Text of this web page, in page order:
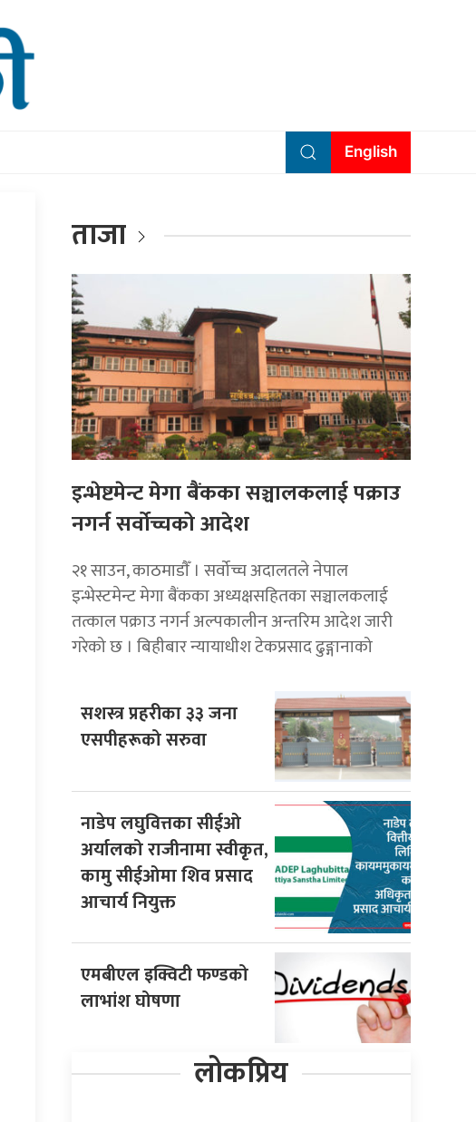
English
ताजा
इन्भेष्टमेन्ट मेगा बैंकका सञ्चालकलाई पक्राउ
नगर्न सर्वोच्चको आदेश
२१ साउन, काठमाडाैँ । सर्वोच्च अदालतले नेपाल
इन्भेस्टमेन्ट मेगा बैंकका अध्यक्षसहितका सञ्चालकलाई
तत्काल पक्राउ नगर्न अल्पकालीन अन्तरिम आदेश जारी
गरेको छ । बिहीबार न्यायाधीश टेकप्रसाद ढुङ्गानाको
सशस्त्र प्रहरीका ३३ जना
एसपीहरूको सरुवा
नाडेप लघुवित्तका सीईओ
अर्यालको राजीनामा स्वीकृत,
कामु सीईओमा शिव प्रसाद
आचार्य नियुक्त
एमबीएल इक्विटी फण्डको
लाभांश घोषणा
लोकप्रिय